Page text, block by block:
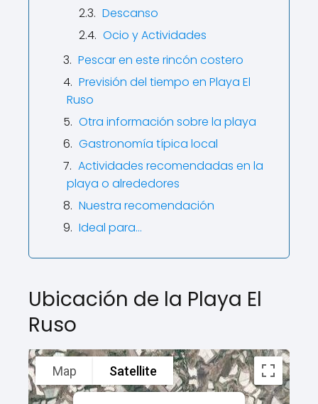
Descanso
Ocio y Actividades
Pescar en este rincón costero
Previsión del tiempo en Playa El
Ruso
Otra información sobre la playa
Gastronomía típica local
Actividades recomendadas en la
playa o alrededores
Nuestra recomendación
Ideal para…
Ubicación de la Playa El
Ruso
Map Satellite